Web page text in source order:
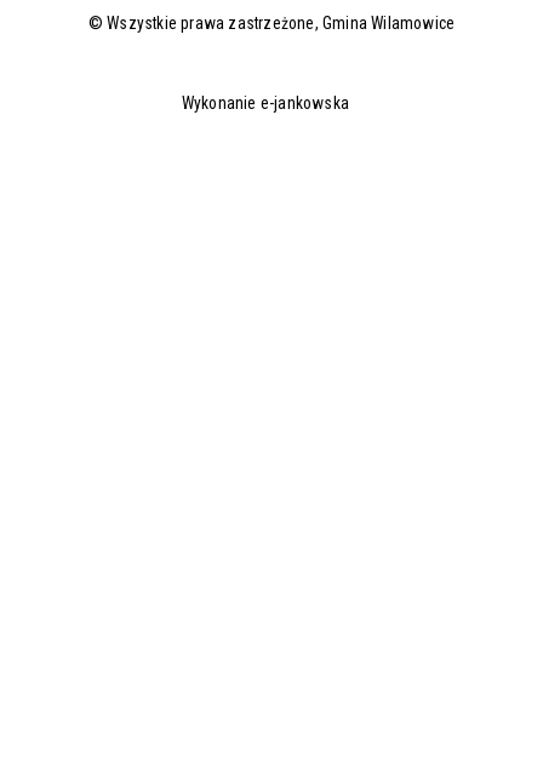
© Wszystkie prawa zastrzeżone, Gmina Wilamowice
Wykonanie e-jankowska